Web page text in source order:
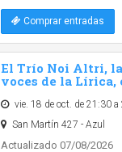
Comprar entradas
El Trío Noi Altri,
voces de la Lírica,
vie. 18 de oct. de 21:30
San Martín 427 - Azul
Actualizado 07/08/2026